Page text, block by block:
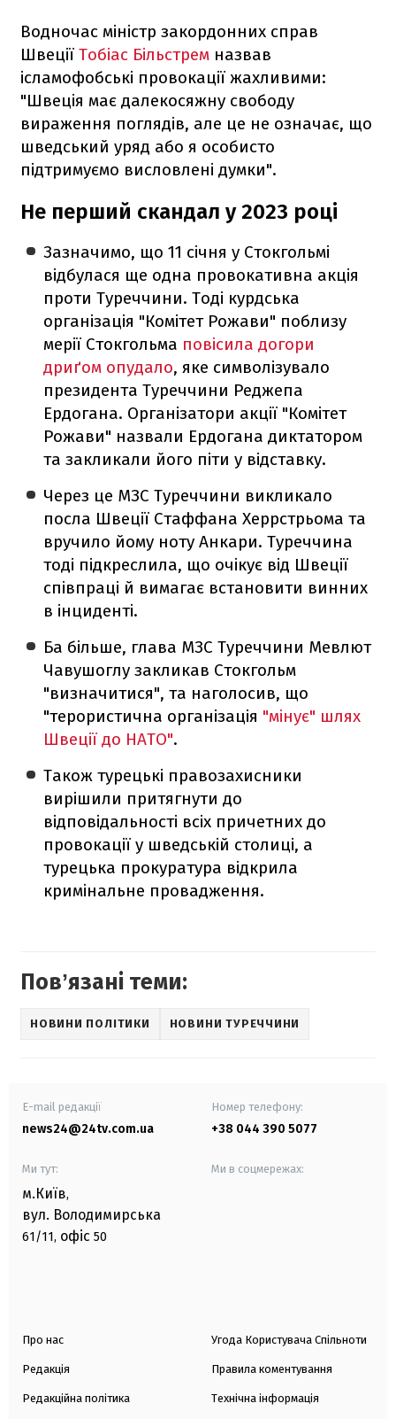
Водночас міністр закордонних справ
Швеції Тобіас Більстрем назвав
ісламофобські провокації жахливими:
"Швеція має далекосяжну свободу
вираження поглядів, але це не означає, що
шведський уряд або я особисто
підтримуємо висловлені думки".
Не перший скандал у 2023 році
Зазначимо, що 11 січня у Стокгольмі
відбулася ще одна провокативна акція
проти Туреччини. Тоді курдська
організація "Комітет Рожави" поблизу
мерії Стокгольма повісила догори
дриґом опудало, яке символізувало
президента Туреччини Реджепа
Ердогана. Організатори акції "Комітет
Рожави" назвали Ердогана диктатором
та закликали його піти у відставку.
Через це МЗС Туреччини викликало
посла Швеції Стаффана Херрстрьома та
вручило йому ноту Анкари. Туреччина
тоді підкреслила, що очікує від Швеції
співпраці й вимагає встановити винних
в інциденті.
Ба більше, глава МЗС Туреччини Мевлют
Чавушоглу закликав Стокгольм
"визначитися", та наголосив, що
"терористична організація "мінує" шлях
Швеції до НАТО".
Також турецькі правозахисники
вирішили притягнути до
відповідальності всіх причетних до
провокації у шведській столиці, а
турецька прокуратура відкрила
кримінальне провадження.
Повʼязані теми:
НОВИНИ ПОЛІТИКИ НОВИНИ ТУРЕЧЧИНИ
E-mail редакції
news24@24tv.com.ua
Номер телефону:
+38 044 390 5077
Ми тут:
м.Київ,
вул. Володимирська
61/11, офіс 50
Ми в соцмережах:
Про нас
Редакція
Редакційна політика
Угода Користувача Спільноти
Правила коментування
Технічна інформація